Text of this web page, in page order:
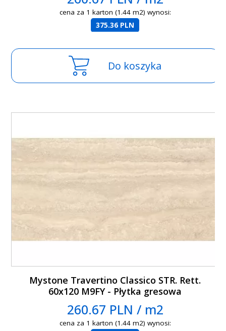
cena za 1 karton (1.44 m2) wynosi:
375.36 PLN
Do koszyka
Mystone Travertino Classico STR. Rett.
60x120 M9FY - Płytka gresowa
260.67 PLN / m2
cena za 1 karton (1.44 m2) wynosi: